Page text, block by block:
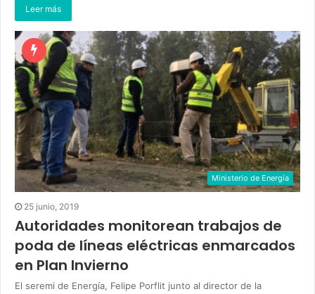
Leer más
Ministerio de Energía
25 junio, 2019
Autoridades monitorean trabajos de
poda de líneas eléctricas enmarcados
en Plan Invierno
El seremi de Energía, Felipe Porflit junto al director de la